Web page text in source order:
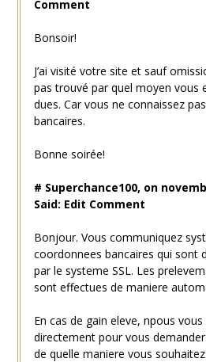
Comment
Bonsoir!
J’ai visité votre site et sauf
pas trouvé par quel moyen vous
dues. Car vous ne connaissez
bancaires.
Bonne soirée!
# Superchance100, on
Said: Edit Comment
Bonjour. Vous communiquez
coordonnees bancaires qui sont
par le systeme SSL. Les
sont effectues de maniere
En cas de gain eleve, npous
directement pour vous
de quelle maniere vous